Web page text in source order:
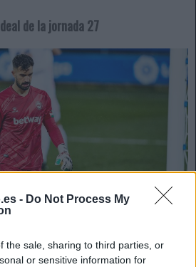
- Do Not Process My
the sale, sharing to third parties, or
or sensitive information for
de la jornada 27
Image 1 De 11